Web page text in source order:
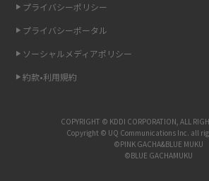
6Gとはどんな通信技術？Beyond 5Gや実用化の課題
方法を解説
UQ WiMAXの評判は？特徴やメリット・デメリット
アップロードが遅い原因とは？起こり得る問題と解
プライバシーポリシー
プライバシーポータル
ソーシャルメディアポリシー
約款•利用規約
COPYRIGHT © KDDI CORPORATION, ALL
Copyright © UQ Communications Inc. all
©PINK GACHA&BLUE MUKU
©BLUE GACHAMUKU